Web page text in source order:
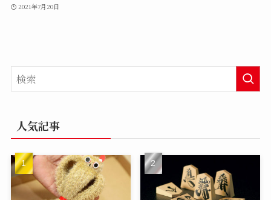
2021年7月20日
人気記事